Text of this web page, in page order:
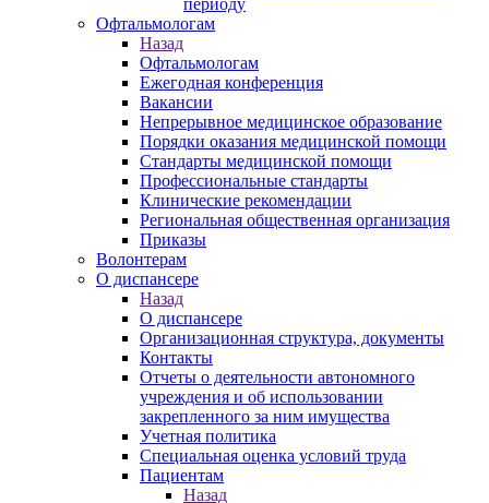
периоду
Офтальмологам
Назад
Офтальмологам
Ежегодная конференция
Вакансии
Непрерывное медицинское образование
Порядки оказания медицинской помощи
Стандарты медицинской помощи
Профессиональные стандарты
Клинические рекомендации
Региональная общественная организация
Приказы
Волонтерам
О диспансере
Назад
О диспансере
Организационная структура, документы
Контакты
Отчеты о деятельности автономного
учреждения и об использовании
закрепленного за ним имущества
Учетная политика
Специальная оценка условий труда
Пациентам
Назад